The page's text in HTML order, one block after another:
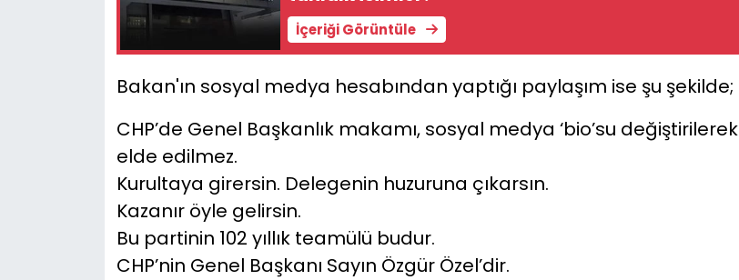
İçeriği Görüntüle
Bakan'ın sosyal medya hesabından yaptığı paylaşım ise şu şekilde;
CHP’de Genel Başkanlık makamı, sosyal medya ‘bio’su değiştirilerek
elde edilmez.
Kurultaya girersin. Delegenin huzuruna çıkarsın.
Kazanır öyle gelirsin.
Bu partinin 102 yıllık teamülü budur.
CHP’nin Genel Başkanı Sayın Özgür Özel’dir.